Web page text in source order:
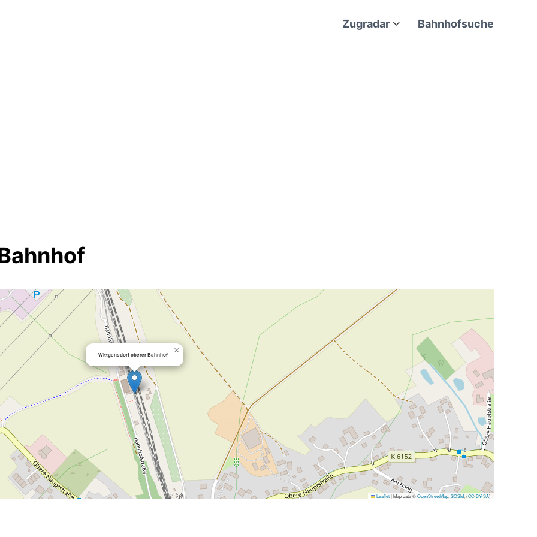
Zugradar Bahnhofsuche
Wittgensdorf oberer Bahnhof ×
Leaflet|Map data ©OpenStreetMap SOSM , (CC-BY-SA)